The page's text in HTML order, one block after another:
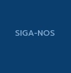
SIGA-NOS